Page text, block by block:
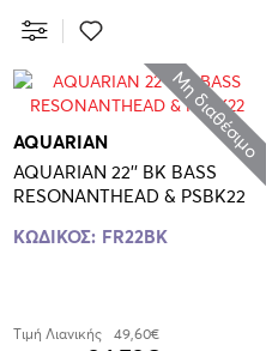
Μη διαθέσιμο
AQUARIAN
AQUARIAN 22'' BK BASS
RESONANTHEAD & PSBK22
ΚΩΔΙΚΟΣ: FR22BK
Τιμή Λιανικής 49,60€